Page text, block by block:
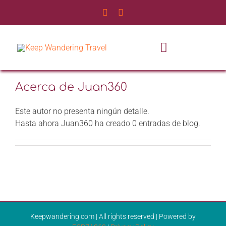
Toggle
INICIO
NOSOTROS
SERVICIOS
Acerca de Juan360
Este autor no presenta ningún detalle.
Hasta ahora Juan360 ha creado 0 entradas de blog.
Keepwandering.com | All rights reserved | Powered by